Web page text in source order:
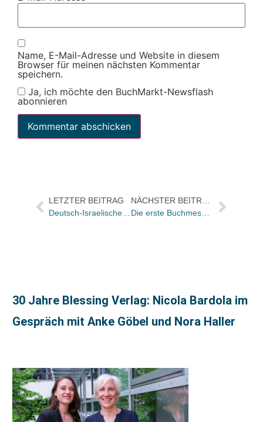
Name, E-Mail-Adresse und Website in diesem
Browser für meinen nächsten Kommentar
speichern.
Ja, ich möchte den BuchMarkt-Newsflash
abonnieren
LETZTER BEITRAG
Deutsch-Israelische Literaturtage vom 5. bis zum 13. April
30 Jahre Blessing Verlag: Nicola Bardola im
Gespräch mit Anke Göbel und Nora Haller